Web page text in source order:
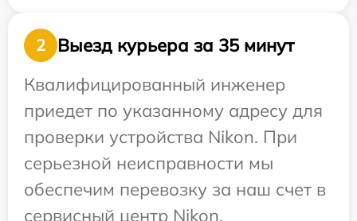
2
Выезд курьера за 35 минут
Квалифицированный инженер
приедет по указанному адресу для
проверки устройства Nikon. При
серьезной неисправности мы
обеспечим перевозку за наш счет в
сервисный центр Nikon.